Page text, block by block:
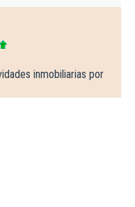
inmobiliarias por